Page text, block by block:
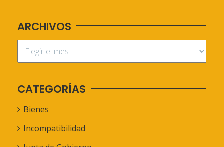
ARCHIVOS
CATEGORÍAS
Bienes
Incompatibilidad